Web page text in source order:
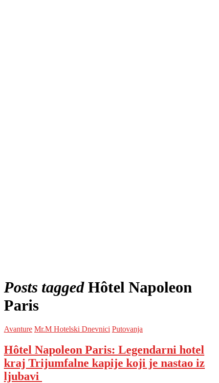
Posts tagged Hôtel Napoleon
Paris
Avanture Mr.M Hotelski Dnevnici Putovanja
Hôtel Napoleon Paris: Legendarni hotel
kraj Trijumfalne kapije koji je nastao iz
ljubavi